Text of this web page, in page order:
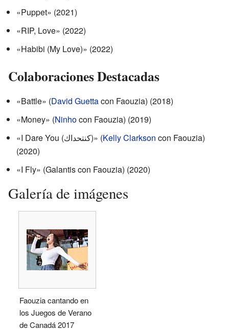
«Puppet» (2021)
«RIP, Love» (2022)
«Habibi (My Love)» (2022)
Colaboraciones Destacadas
«Battle» (David Guettacon Faouzia) (2018)
«Money» (Ninhocon Faouzia) (2019)
«I Dare You (كنتحداك)» (Kelly Clarkson con Faouzia)
(2020)
«I Fly» (Galantis con Faouzia) (2020)
Galería de imágenes
Faouzia cantando en
los Juegos de Verano
de Canadá 2017